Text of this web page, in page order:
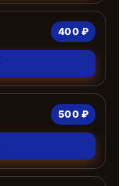
400 ₽
500 ₽